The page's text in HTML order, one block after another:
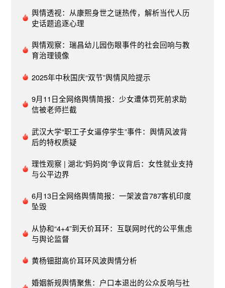
真正尊重用户，是企业价值观出了问题。只有真正
尊重每一个群体，积极倡导传播积极的价值观，才
能赢得广大消费者的认同，最终行稳致远。点击查
看该事件舆情简报全文：全棉时代就争议广告多次
告？04李宁回应天价鞋事件舆情概述4月中旬，李
达48889元，而其参考售价为1499元，涨幅达31
倍。此事引发广泛关注，一时间，李宁“天价鞋”、
炒鞋团等话题成为热点，其中更有人将矛头指向品
牌商。4月15日，李宁就“天价鞋”事件作出回应，并
迅速登上热搜，引发舆论关注。舆情简析从三月下
旬开始，随着“新疆棉事件”、签约肖战为代言人、
中国李宁21秋冬新品发布等多个话题被热议，李宁
短短时间，就从新疆棉花的“国货之光”、河南走秀
的出圈代表，演变到离谱炒作、官方点名批评的地
步，而“天价鞋”背后的炒鞋利益链再次引发关注。
点击查看该事件舆情简报全文：李宁回应天价鞋事
件舆情专报05“三亚海胆”事件舆情概述4月10日，有
游客反映三亚某餐厅售卖的海胆蒸蛋没有海胆、龙
事人张先生称，自己提出公布商家的监控视频和录
舆情透视：从康熙身世之谜热传，解析当代人历
史话题追逐心理
舆情观察：瑞昌幼儿园伤眼事件的社会回响与教
育治理镜像
2025年中秋国庆“双节”舆情风险提示
9月11日全网络舆情简报：少女遭体罚死前求助
信被老师拦截
武汉大学“职工子女逼停学生”事件：舆情风波背
后的特权质疑
理性观察 | 湖北“妈妈岗”争议背后：女性就业支持
与公平边界
6月13日全网络舆情简报：一架波音787客机印度
坠毁
从协和“4+4”到天价耳环：互联网时代的公平焦虑
与舆论监督
黄杨钿甜高价耳环风波舆情分析
婚姻新规舆情聚焦：户口本退出的公众反响与社